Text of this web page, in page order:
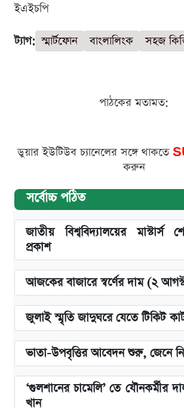
ইএইচপি
ট্যাগ: স্মার্টফোন বাংলালিংক সহজ
পাঠকের মতামত:
ডুয়ার ইউটিউব চ্যানেলের সঙ্গে থাকতে
করুন
সর্বোচ্চ পঠিত
জাতীয় বিশ্ববিদ্যালয়ের মাস্টার্স
প্রকাশ
আজকের বাজারে স্বর্ণের দাম (২
জুলাই স্মৃতি জাদুঘরে যেতে টিকিট
ভাতা-উপবৃত্তির আবেদন শুরু, জেনে
‘গুলশানের চামেলি’ তে যৌনকর্মীর
খান